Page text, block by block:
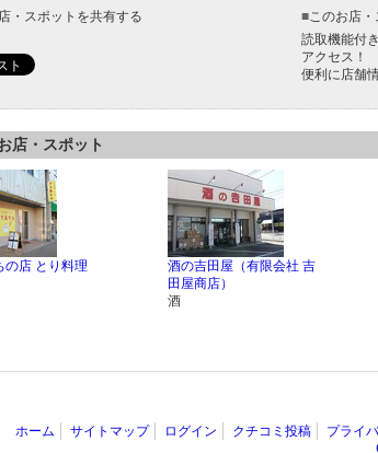
・スポットを共有する ■このお店
読取機能付
アクセス！
便利に店舗
店・スポット
の店 とり料理
酒の吉田屋（有限会社 吉
田屋商店）
酒
ホーム サイトマップ ログイン クチコミ投稿 プライ